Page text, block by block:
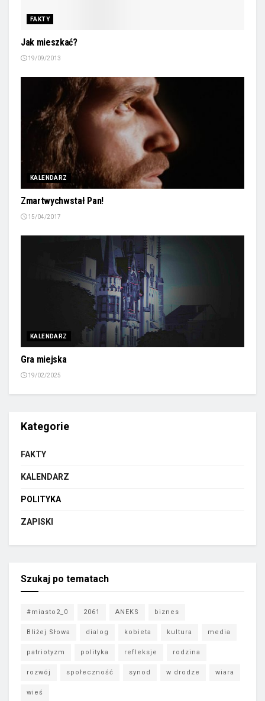
FAKTY
Jak mieszkać?
19/09/2013
KALENDARZ
Zmartwychwstał Pan!
15/04/2017
KALENDARZ
Gra miejska
19/02/2025
Kategorie
FAKTY
KALENDARZ
POLITYKA
ZAPISKI
Szukaj po tematach
#miasto2_0 2061 ANEKS biznes
Bliżej Słowa dialog kobieta kultura media
patriotyzm polityka refleksje rodzina
rozwój społeczność synod w drodze wiara
wieś